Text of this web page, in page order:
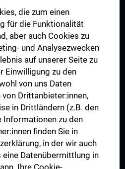
die zum einen
für die Funktionalität
aber auch Cookies zu
und Analysezwecken
auf unserer Seite zu
Einwilligung zu den
von uns Daten
Drittanbieter:innen,
in Drittländern (z.B. den
Informationen zu den
finden Sie in
in der wir auch
eine Datenübermittlung in
Ihre Cookie-